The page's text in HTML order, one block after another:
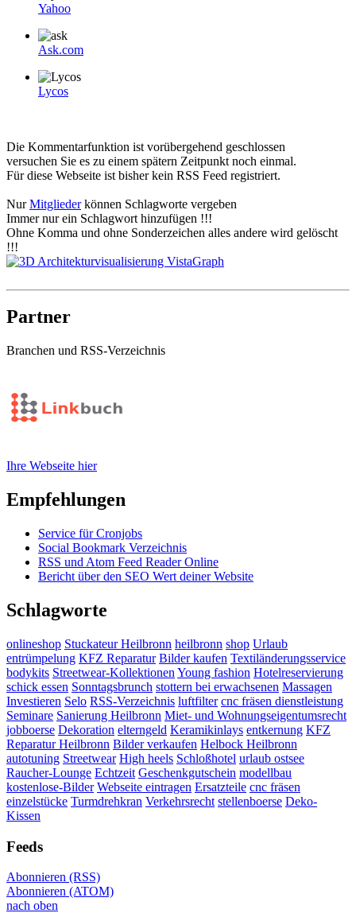
Yahoo
Ask.com
Lycos
Die Kommentarfunktion ist vorübergehend geschlossen
versuchen Sie es zu einem spätern Zeitpunkt noch einmal.
Für diese Webseite ist bisher kein RSS Feed registriert.
NurMitgliederkönnen Schlagworte vergeben
Immer nur ein Schlagwort hinzufügen !!!
Ohne Komma und ohne Sonderzeichen alles andere wird gelöscht
!!!
Partner
Branchen und RSS-Verzeichnis
Ihre Webseite hier
Empfehlungen
Service für Cronjobs
Social Bookmark Verzeichnis
RSS und Atom Feed Reader Online
Bericht über den SEO Wert deiner Website
Schlagworte
onlineshop Stuckateur Heilbronn heilbronn shop Urlaub
entrümpelung KFZ Reparatur Bilder kaufen Textiländerungsservice
bodykits Streetwear-Kollektionen Young fashion Hotelreservierung
schick essen Sonntagsbrunch stottern bei erwachsenen Massagen
Investieren Selo RSS-Verzeichnis luftfilter cnc fräsen dienstleistung
Seminare Sanierung Heilbronn Miet- und Wohnungseigentumsrecht
jobboerse Dekoration elterngeld Keramikinlays entkernung KFZ
Reparatur Heilbronn Bilder verkaufen Helbock Heilbronn
autotuning Streetwear High heels Schloßhotel urlaub ostsee
Raucher-Lounge Echtzeit Geschenkgutschein modellbau
kostenlose-Bilder Webseite eintragen Ersatzteile cnc fräsen
einzelstücke Turmdrehkran Verkehrsrecht stellenboerse Deko-
Kissen
Feeds
Abonnieren (RSS)
Abonnieren (ATOM)
nach oben